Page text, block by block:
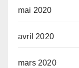
mai 2020
avril 2020
mars 2020